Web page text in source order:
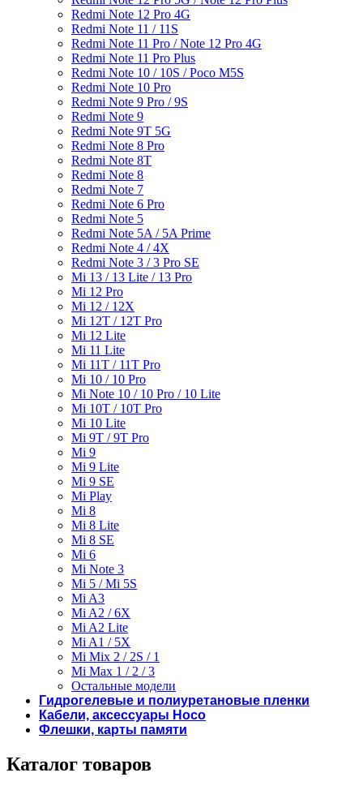
Redmi Note 12 Pro 4G
Redmi Note 11 / 11S
Redmi Note 11 Pro / Note 12 Pro 4G
Redmi Note 11 Pro Plus
Redmi Note 10 / 10S / Poco M5S
Redmi Note 10 Pro
Redmi Note 9 Pro / 9S
Redmi Note 9
Redmi Note 9T 5G
Redmi Note 8 Pro
Redmi Note 8T
Redmi Note 8
Redmi Note 7
Redmi Note 6 Pro
Redmi Note 5
Redmi Note 5A / 5A Prime
Redmi Note 4 / 4X
Redmi Note 3 / 3 Pro SE
Mi 13 / 13 Lite / 13 Pro
Mi 12 Pro
Mi 12 / 12X
Mi 12T / 12T Pro
Mi 12 Lite
Mi 11 Lite
Mi 11T / 11T Pro
Mi 10 / 10 Pro
Mi Note 10 / 10 Pro / 10 Lite
Mi 10T / 10T Pro
Mi 10 Lite
Mi 9T / 9T Pro
Mi 9
Mi 9 Lite
Mi 9 SE
Mi Play
Mi 8
Mi 8 Lite
Mi 8 SE
Mi 6
Mi Note 3
Mi 5 / Mi 5S
Mi A3
Mi A2 / 6X
Mi A2 Lite
Mi A1 / 5X
Mi Mix 2 / 2S / 1
Mi Max 1 / 2 / 3
Остальные модели
Гидрогелевые и полиуретановые пленки
Кабели, аксессуары Hoco
Флешки, карты памяти
Каталог товаров